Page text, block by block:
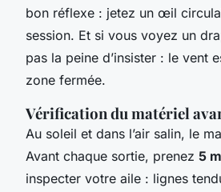
bon réflexe : jetez un œil
session. Et si vous voyez un
pas la peine d’insister : le vent
zone fermée.
Vérification du matériel
Au soleil et dans l’air salin, le
Avant chaque sortie, prenez 5
inspecter votre aile : lignes